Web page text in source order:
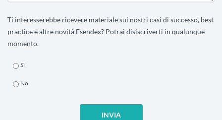
Ti interesserebbe ricevere materiale sui nostri casi di successo, best
practice e altre novità Esendex? Potrai disiscriverti in qualunque
momento.
Sì
No
INVIA